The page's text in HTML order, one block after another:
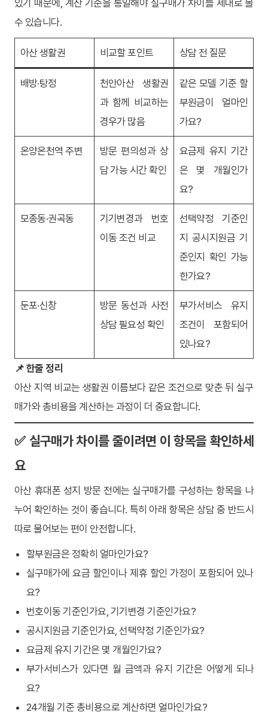
있기 때문에, 계산 기준을 통일해야 실구매가 차이를 제대로 볼
수 있습니다.
아산 생활권 비교할 포인트 상담 전 질문
배방·탕정
천안아산 생활권
과 함께 비교하는
경우가 많음
같은 모델 기준 할
부원금이 얼마인
가요?
온양온천역 주변
방문 편의성과 상
담 가능 시간 확인
요금제 유지 기간
은 몇 개월인가
요?
모종동·권곡동
기기변경과 번호
이동 조건 비교
선택약정 기준인
지 공시지원금 기
준인지 확인 가능
한가요?
둔포·신창
방문 동선과 사전
상담 필요성 확인
부가서비스 유지
조건이 포함되어
있나요?
📌 한줄 정리
아산 지역 비교는 생활권 이름보다 같은 조건으로 맞춘 뒤 실구
매가와 총비용을 계산하는 과정이 더 중요합니다.
✅ 실구매가 차이를 줄이려면 이 항목을 확인하세
요
아산 휴대폰 성지 방문 전에는 실구매가를 구성하는 항목을 나
누어 확인하는 것이 좋습니다. 특히 아래 항목은 상담 중 반드시
따로 물어보는 편이 안전합니다.
할부원금은 정확히 얼마인가요?
실구매가에 요금 할인이나 제휴 할인 가정이 포함되어 있나
요?
번호이동 기준인가요, 기기변경 기준인가요?
공시지원금 기준인가요, 선택약정 기준인가요?
요금제 유지 기간은 몇 개월인가요?
부가서비스가 있다면 월 금액과 유지 기간은 어떻게 되나
요?
24개월 기준 총비용으로 계산하면 얼마인가요?